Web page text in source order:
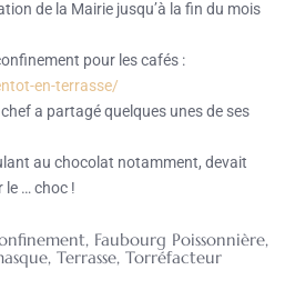
de la Mairie jusqu’à la fin du mois
pour les cafés :
en-terrasse/
a partagé quelques unes de ses
au chocolat notamment, devait
le … choc !
, Faubourg Poissonnière,
, Terrasse, Torréfacteur